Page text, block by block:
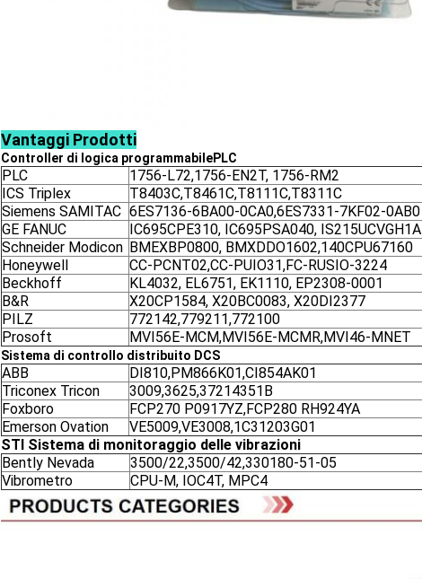
Vantaggi Prodotti
Controller di logica programmabilePLC
PLC
1756-L72,1756-EN2T, 1756-RM2
ICS Triplex
T8403C,T8461C,T8111C,T8311C
Siemens SAMITAC 6ES7136-6BA00-0CA0,6ES7331-7KF02-0AB0
GE FANUC
IC695CPE310, IC695PSA040, IS215UCVGH1A
Schneider Modicon BMEXBP0800, BMXDDO1602,140CPU67160
Honeywell
CC-PCNT02,CC-PUIO31,FC-RUSIO-3224
Beckhoff
KL4032, EL6751, EK1110, EP2308-0001
B&R
X20CP1584, X20BC0083, X20DI2377
PILZ
772142,779211,772100
Prosoft
MVI56E-MCM,MVI56E-MCMR,MVI46-MNET
Sistema di controllo distribuito DCS
ABB
DI810,PM866K01,CI854AK01
Triconex Tricon
3009,3625,37214351B
Foxboro
FCP270 P0917YZ,FCP280 RH924YA
Emerson Ovation
VE5009,VE3008,1C31203G01
STI Sistema di monitoraggio delle vibrazioni
Bently Nevada
3500/22,3500/42,330180-51-05
Vibrometro
CPU-M, IOC4T, MPC4